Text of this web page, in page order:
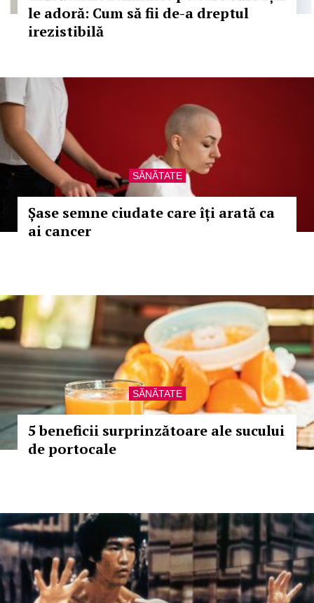
le adoră: Cum să fii de-a dreptul
irezistibilă
SĂNĂTATE
Șase semne ciudate care îți arată ca
ai cancer
SĂNĂTATE
5 beneficii surprinzătoare ale sucului
de portocale